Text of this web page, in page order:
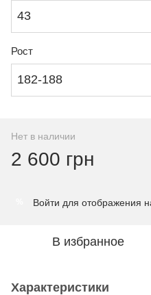
43
Рост
182-188
Нет в наличии
2 600 грн
Войти для отображения
В избранное
Характеристики